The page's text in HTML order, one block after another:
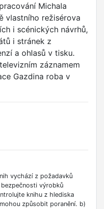
Michala
vlastního režisérova
i scénických návrhů,
i stránek z
a ohlasů v tisku.
záznamem
Gazdina roba v
vychází z požadavků
výrobků
knihu z hlediska
způsobit poranění. b)